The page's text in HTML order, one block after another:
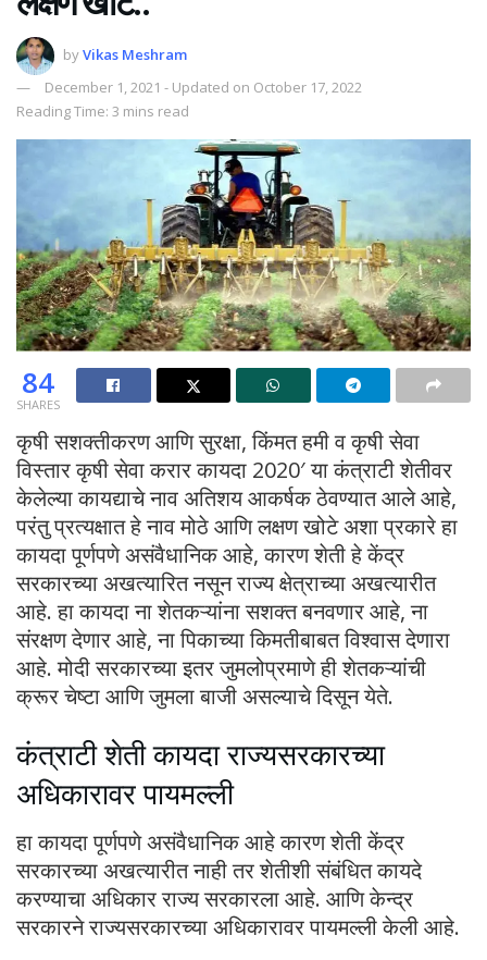
byVikas Meshram
December 1, 2021 - Updated on October 17, 2022
Reading Time: 3 mins read
84
SHARES
कृषी सशक्तीकरण आणि सुरक्षा, किंमत हमी व कृषी सेवा
विस्तार कृषी सेवा करार कायदा 2020′ या कंत्राटी शेतीवर
केलेल्या कायद्याचे नाव अतिशय आकर्षक ठेवण्यात आले आहे,
परंतु प्रत्यक्षात हे नाव मोठे आणि लक्षण खोटे अशा प्रकारे हा
कायदा पूर्णपणे असंवैधानिक आहे, कारण शेती हे केंद्र
सरकारच्या अखत्यारित नसून राज्य क्षेत्राच्या अखत्यारीत
आहे. हा कायदा ना शेतकऱ्यांना सशक्त बनवणार आहे, ना
संरक्षण देणार आहे, ना पिकाच्या किमतीबाबत विश्वास देणारा
आहे. मोदी सरकारच्या इतर जुमलोप्रमाणे ही शेतकऱ्यांची
क्रूर चेष्टा आणि जुमला बाजी असल्याचे दिसून येते.
कंत्राटी शेती कायदा राज्यसरकारच्या
अधिकारावर पायमल्ली
हा कायदा पूर्णपणे असंवैधानिक आहे कारण शेती केंद्र
सरकारच्या अखत्यारीत नाही तर शेतीशी संबंधित कायदे
करण्याचा अधिकार राज्य सरकारला आहे. आणि केन्द्र
सरकारने राज्यसरकारच्या अधिकारावर पायमल्ली केली आहे.